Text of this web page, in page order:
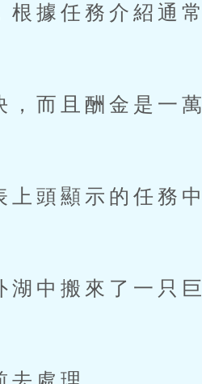
據任務介紹通常
而且酬金是一萬
頭顯示的任務中
中搬來了一只巨